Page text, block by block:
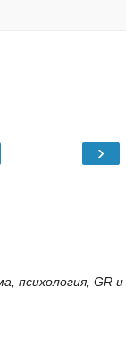
›
психология, GR и